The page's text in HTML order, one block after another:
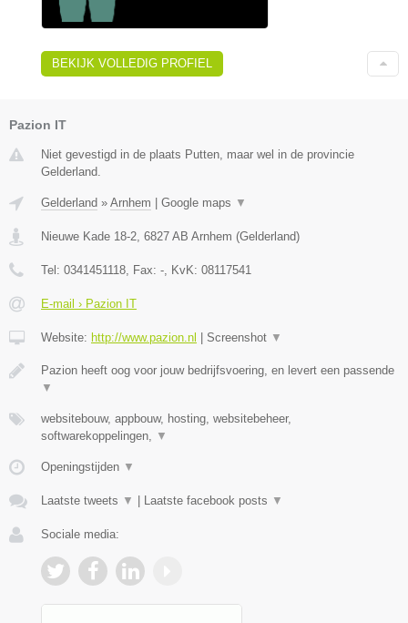
BEKIJK VOLLEDIG PROFIEL
Pazion IT
Niet gevestigd in de plaats Putten, maar wel in de provincie
Gelderland.
Gelderland » Arnhem Google maps ▼
Nieuwe Kade 18-2, 6827 AB Arnhem (Gelderland)
Tel: 0341451118, Fax: -, KvK: 08117541
E-mail › Pazion IT
Website: http://www.pazion.nl Screenshot ▼
Pazion heeft oog voor jouw bedrijfsvoering, en levert een passende
▼
websitebouw, appbouw, hosting, websitebeheer,
softwarekoppelingen, ▼
Openingstijden ▼
Laatste tweets ▼ Laatste facebook posts ▼
Sociale media: